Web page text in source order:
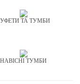
ТА ТУМБИ
НАВІСНІ ТУМБИ